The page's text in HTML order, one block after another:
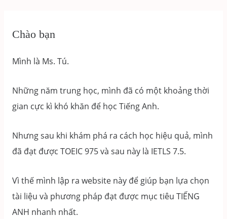
đã
khi
đầu
học
Chào bạn
Mình là Ms. Tú.
Những năm trung học, mình đã có một khoảng thời
gian cực kì khó khăn để học Tiếng Anh.
Nhưng sau khi khám phá ra cách học hiệu quả, mình
đã đạt được TOEIC 975 và sau này là IETLS 7.5.
Vì thế mình lập ra website này để giúp bạn lựa chọn
tài liệu và phương pháp đạt được mục tiêu TIẾNG
ANH nhanh nhất.